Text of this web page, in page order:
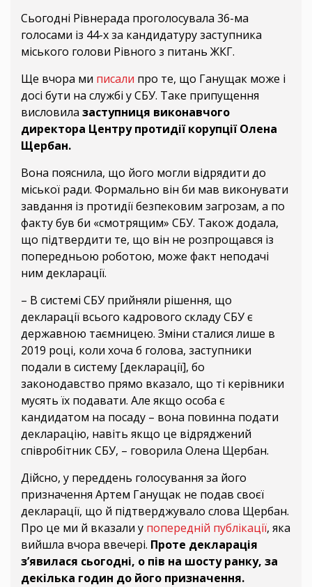
Сьогодні Рівнерада проголосувала 36-ма
голосами із 44-х за кандидатуру заступника
міського голови Рівного з питань ЖКГ.
Ще вчора ми писали про те, що Ганущак може і
досі бути на службі у СБУ. Таке припущення
висловила заступниця виконавчого
директора Центру протидії корупції Олена
Щербан.
Вона пояснила, що його могли відрядити до
міської ради. Формально він би мав виконувати
завдання із протидії безпековим загрозам, а по
факту був би «смотрящим» СБУ. Також додала,
що підтвердити те, що він не розпрощався із
попередньою роботою, може факт неподачі
ним декларації.
– В системі СБУ прийняли рішення, що
декларації всього кадрового складу СБУ є
державною таємницею. Зміни сталися лише в
2019 році, коли хоча б голова, заступники
подали в систему [декларації], бо
законодавство прямо вказало, що ті керівники
мусять їх подавати. Але якщо особа є
кандидатом на посаду – вона повинна подати
декларацію, навіть якщо це відряджений
співробітник СБУ, – говорила Олена Щербан.
Дійсно, у переддень голосування за його
призначення Артем Ганущак не подав своєї
декларації, що й підтверджувало слова Щербан.
Про це ми й вказали у попередній публікації, яка
вийшла вчора ввечері. Проте декларація
з’явилася сьогодні, о пів на шосту ранку, за
декілька годин до його призначення.